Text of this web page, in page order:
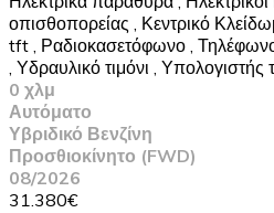
οπισθοπορείας , Κεντρικό
tft , Ραδιοκασετόφωνο ,
, Υδραυλικό τιμόνι , Υπολογιστής
0 χλμ
Αυτόματο
Υβριδικό Βενζίνη
Προσθιοκίνητο (FWD)
08/2026
31.380€